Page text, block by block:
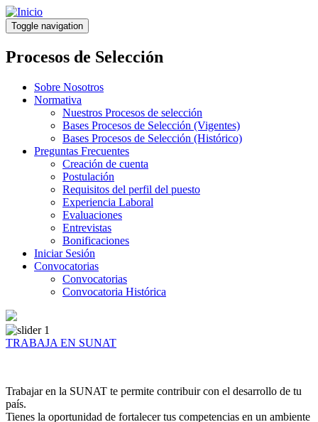
Pasar
al
contenido
principal
Toggle navigation
Procesos de Selección
Sobre Nosotros
Normativa
Nuestros Procesos de selección
Bases Procesos de Selección (Vigentes)
Bases Procesos de Selección (Histórico)
Preguntas Frecuentes
Creación de cuenta
Postulación
Requisitos del perfil del puesto
Experiencia Laboral
Evaluaciones
Entrevistas
Bonificaciones
Iniciar Sesión
Convocatorias
Convocatorias
Convocatoria Histórica
TRABAJA EN SUNAT
Trabajar en la SUNAT te permite contribuir con el desarrollo de tu
país.
Tienes la oportunidad de fortalecer tus competencias en un ambiente